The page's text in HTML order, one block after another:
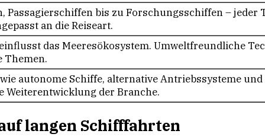
Passagierschiffen bis zu Forschungsschiffen – jeder
an die Reiseart.
das Meeresökosystem. Umweltfreundliche
Themen.
autonome Schiffe, alternative Antriebssysteme
Weiterentwicklung der Branche.
langen Schifffahrten